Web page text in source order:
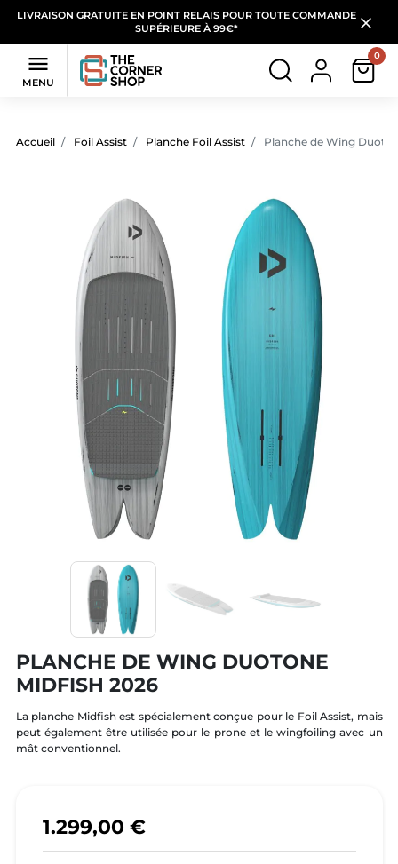
LIVRAISON GRATUITE EN POINT RELAIS POUR TOUTE COMMANDE
SUPÉRIEURE À 99€*

MENU
0
Accueil Foil Assist Planche Foil Assist Planche de Wing
PLANCHE DE WING DUOTONE
MIDFISH 2026
La planche Midfish est spécialement conçue pour le Foil Assist, mais
peut également être utilisée pour le prone et le wingfoiling avec un
mât conventionnel.
1.299,00 €